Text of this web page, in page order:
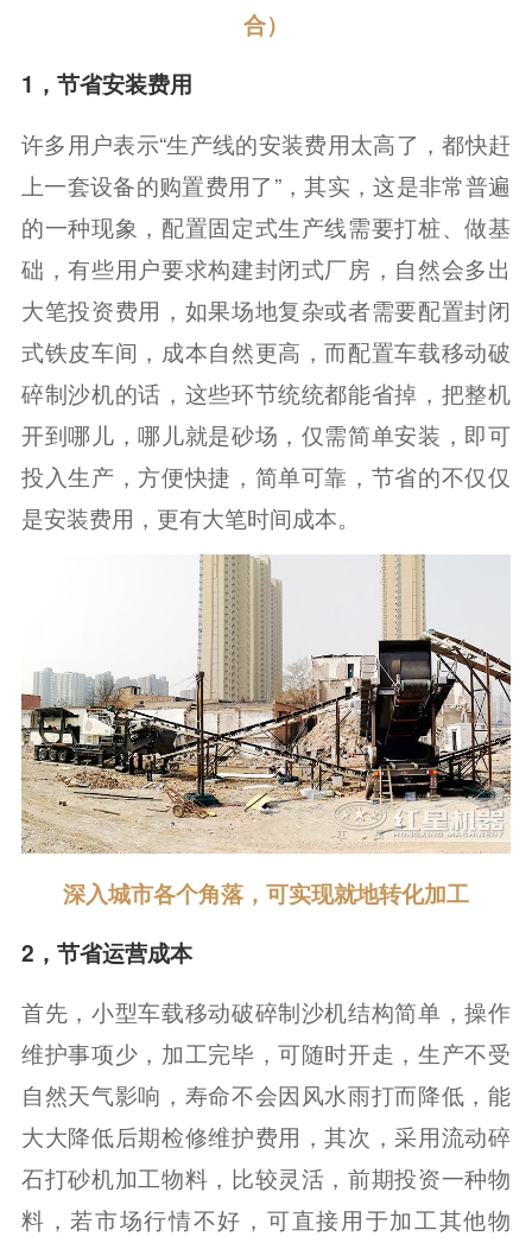
合）
1，节省安装费用
许多用户表示“生产线的安装费用太高了，都快赶
上一套设备的购置费用了”，其实，这是非常普遍
的一种现象，配置固定式生产线需要打桩、做基
础，有些用户要求构建封闭式厂房，自然会多出
大笔投资费用，如果场地复杂或者需要配置封闭
式铁皮车间，成本自然更高，而配置车载移动破
碎制沙机的话，这些环节统统都能省掉，把整机
开到哪儿，哪儿就是砂场，仅需简单安装，即可
投入生产，方便快捷，简单可靠，节省的不仅仅
是安装费用，更有大笔时间成本。
深入城市各个角落，可实现就地转化加工
2，节省运营成本
首先，小型车载移动破碎制沙机结构简单，操作
维护事项少，加工完毕，可随时开走，生产不受
自然天气影响，寿命不会因风水雨打而降低，能
大大降低后期检修维护费用，其次，采用流动碎
石打砂机加工物料，比较灵活，前期投资一种物
料，若市场行情不好，可直接用于加工其他物